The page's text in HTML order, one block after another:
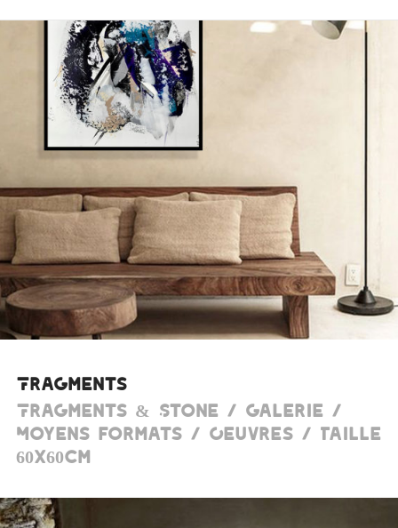
Fragments
Fragments & Stone / Galerie /
Moyens formats / Oeuvres / Taille
60x60cm